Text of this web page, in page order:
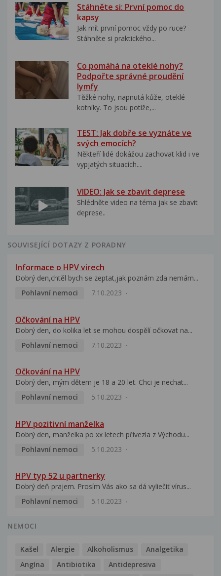
Stáhněte si: První pomoc do
kapsy
Jak mít první pomoc vždy po ruce?
Stáhněte si praktického...
Co pomáhá na oteklé nohy?
Podpořte správné proudění
lymfy
Těžké nohy, napnutá kůže, oteklé
kotníky. To jsou potíže,...
TEST: Jak dobře se vyznáte ve
svých emocích?
Někteří lidé dokážou zachovat klid i ve
vypjatých situacích....
VIDEO: Jak se zbavit deprese
Shlédněte video na téma jak se zbavit
deprese..
SOUVISEJÍCÍ DOTAZY Z PORADNY
Informace o HPV virech
Dobrý den,chtěl bych se zeptat,jak poznám zda nemám...
Pohlavní nemoci
7.10.2023
Očkování na HPV
Dobrý den, do kolika let se mohou dospělí očkovat na...
Pohlavní nemoci
7.10.2023
Očkování na HPV
Dobrý den, mým dětem je 18 a 20 let. Chci je nechat...
Pohlavní nemoci
5.10.2023
HPV pozitivní manželka
Dobrý den, manželka po xx letech přivezla z Východu...
Pohlavní nemoci
5.10.2023
HPV typ 52 u partnerky
Dobrý deň prajem. Prosím Vás ako sa dá vyliečiť vírus...
Pohlavní nemoci
5.10.2023
NEMOCI
Kašel Alergie Alkoholismus
Analgetika
Angína
Antibiotika
Antidepresiva